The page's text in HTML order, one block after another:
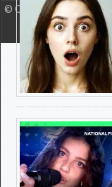
© Copyright 2023 OLJO